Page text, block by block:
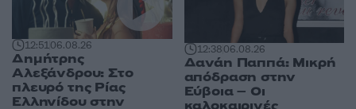
12:5106.08.26
Δημήτρης
Αλεξάνδρου: Στο
πλευρό της Ρίας
Ελληνίδου στην
12:3806.08.26
Δανάη Παππά: Μικρή
απόδραση στην
Εύβοια – Οι